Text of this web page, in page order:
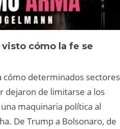
visto cómo la fe se
cómo determinados sectores
dejaron de limitarse a los
maquinaria política al
De Trump a Bolsonaro, de